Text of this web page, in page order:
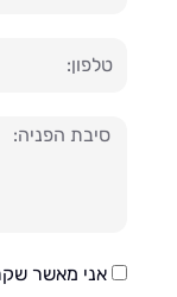
אני מאשר שקראתי